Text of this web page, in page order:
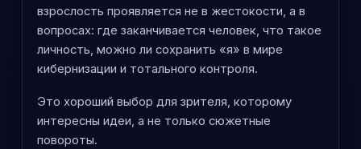
взрослость проявляется не в жестокости, а в
вопросах: где заканчивается человек, что такое
личность, можно ли сохранить «я» в мире
кибернизации и тотального контроля.
Это хороший выбор для зрителя, которому
интересны идеи, а не только сюжетные
повороты.